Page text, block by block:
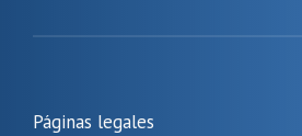
Páginas legales